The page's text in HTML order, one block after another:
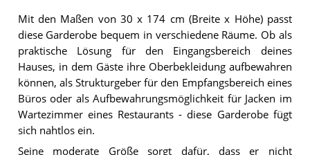
Mit den Maßen von 30 x 174 cm (Breite x Höhe) passt
diese Garderobe bequem in verschiedene Räume. Ob als
praktische Lösung für den Eingangsbereich deines
Hauses, in dem Gäste ihre Oberbekleidung aufbewahren
können, als Strukturgeber für den Empfangsbereich eines
Büros oder als Aufbewahrungsmöglichkeit für Jacken im
Wartezimmer eines Restaurants - diese Garderobe fügt
sich nahtlos ein.
Seine moderate Größe sorgt dafür, dass er nicht